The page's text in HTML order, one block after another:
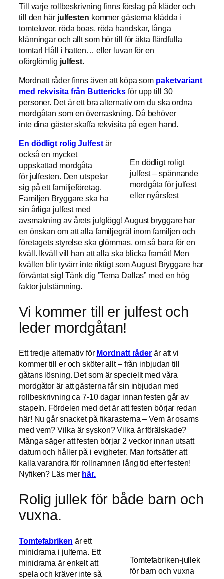
Till varje rollbeskrivning finns förslag på kläder och
till den här julfesten kommer gästerna klädda i
tomteluvor, röda boas, röda handskar, långa
klänningar och allt som hör till för äkta flärdfulla
tomtar! Håll i hatten… eller luvan för en
oförglömlig julfest.
Mordnatt råder finns även att köpa som paketvariant
med rekvisita från Buttericks för upp till 30
personer. Det är ett bra alternativ om du ska ordna
mordgåtan som en överraskning. Då behöver
inte dina gäster skaffa rekvisita på egen hand.
En dödligt roligt
julfest – spännande
mordgåta för julfest
eller nyårsfest
En dödligt rolig Julfestär
också en mycket
uppskattad mordgåta
för julfesten. Den utspelar
sig på ett familjeföretag.
Familjen Bryggare ska ha
sin årliga julfest med
avsmakning av årets julglögg! August bryggare har
en önskan om att alla familjegräl inom familjen och
företagets styrelse ska glömmas, om så bara för en
kväll. Ikväll vill han att alla ska blicka framåt! Men
kvällen blir tyvärr inte riktigt som August Bryggare har
förväntat sig! Tänk dig ”Tema Dallas” med en hög
faktor julstämning.
Vi kommer till er julfest och
leder mordgåtan!
Ett tredje alternativ för Mordnatt råder är att vi
kommer till er och sköter allt – från inbjudan till
gåtans lösning. Det som är speciellt med våra
mordgåtor är att gästerna får sin inbjudan med
rollbeskrivning ca 7-10 dagar innan festen går av
stapeln. Fördelen med det är att festen börjar redan
här! Nu går snacket på fikarasterna – Vem är osams
med vem? Vilka är syskon? Vilka är förälskade?
Många säger att festen börjar 2 veckor innan utsatt
datum och håller på i evigheter. Man fortsätter att
kalla varandra för rollnamnen lång tid efter festen!
Nyfiken? Läs mer här.
Rolig jullek för både barn och
vuxna.
Tomtefabriken-jullek
för barn och vuxna
Tomtefabriken är ett
minidrama i jultema. Ett
minidrama är enkelt att
spela och kräver inte så